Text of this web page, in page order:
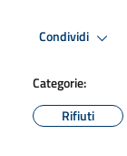
Condividi
Categorie:
Rifiuti